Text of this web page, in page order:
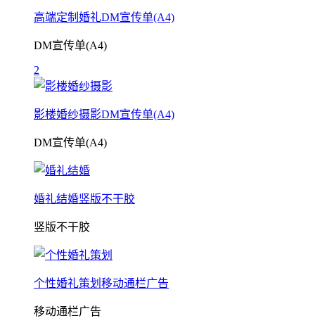
高端定制婚礼DM宣传单(A4)
DM宣传单(A4)
2
影楼婚纱摄影DM宣传单(A4)
DM宣传单(A4)
婚礼结婚竖版不干胶
竖版不干胶
个性婚礼策划移动通栏广告
移动通栏广告